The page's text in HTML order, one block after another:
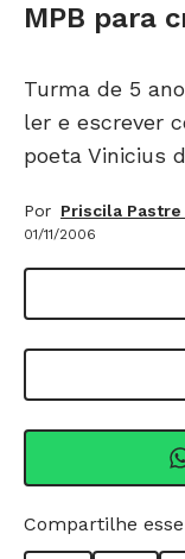
MPB para
Turma de 5
ler e escrever
poeta Vinicius
Por Priscila Pastre
01/11/2006
Compartilhe